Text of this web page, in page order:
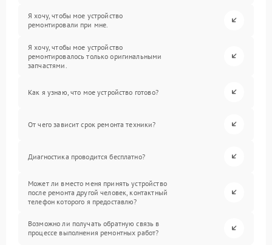
Я хочу, чтобы мое устройство
ремонтировали при мне.
Я хочу, чтобы мое устройство
ремонтировалось только оригинальными
запчастями.
Как я узнаю, что мое устройство готово?
От чего зависит срок ремонта техники?
Диагностика проводится бесплатно?
Может ли вместо меня принять устройство
после ремонта другой человек, контактный
телефон которого я предоставлю?
Возможно ли получать обратную связь в
процессе выполнения ремонтных работ?